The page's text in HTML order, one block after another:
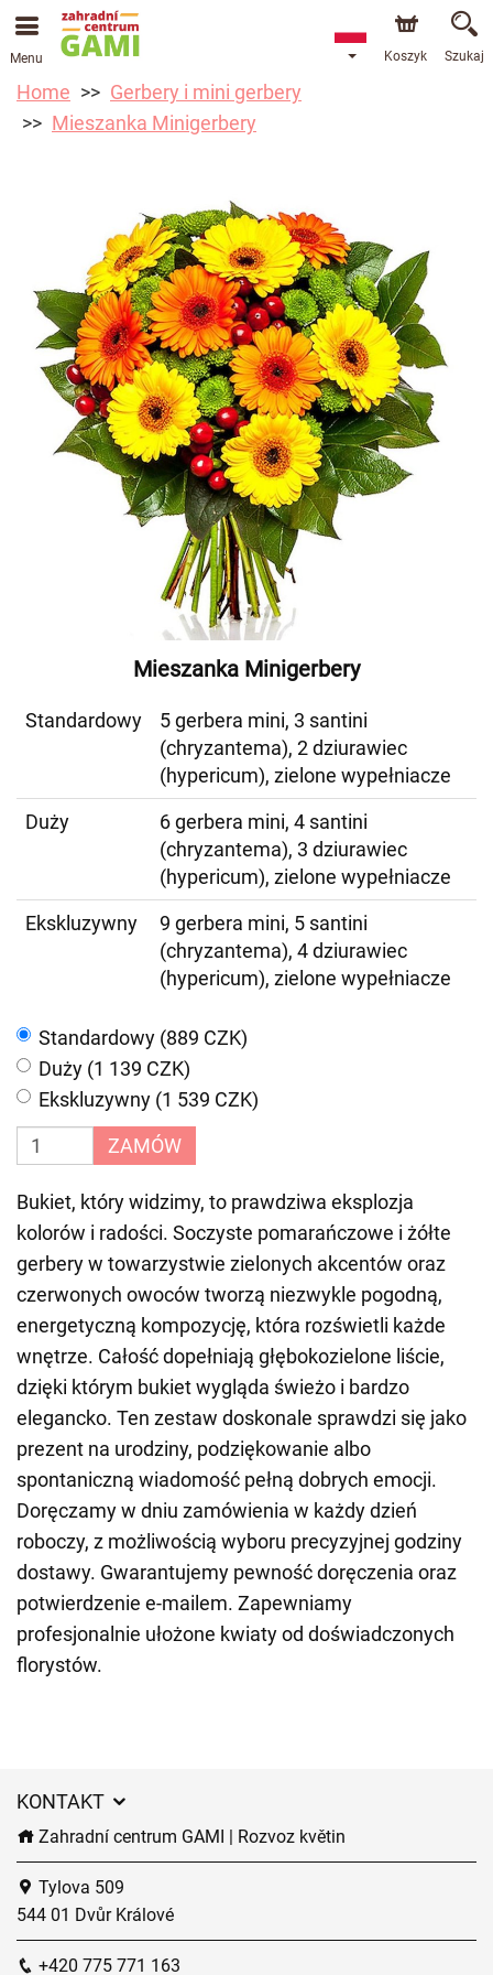
Menu Koszyk Szukaj
Home
Gerbery i mini gerbery
Mieszanka Minigerbery
Mieszanka Minigerbery
Standardowy
5 gerbera mini, 3 santini
(chryzantema), 2 dziurawiec
(hypericum), zielone wypełniacze
Duży
6 gerbera mini, 4 santini
(chryzantema), 3 dziurawiec
(hypericum), zielone wypełniacze
Ekskluzywny
9 gerbera mini, 5 santini
(chryzantema), 4 dziurawiec
(hypericum), zielone wypełniacze
Standardowy (889 CZK)
Duży (1 139 CZK)
Ekskluzywny (1 539 CZK)
ZAMÓW
Bukiet, który widzimy, to prawdziwa eksplozja
kolorów i radości. Soczyste pomarańczowe i żółte
gerbery w towarzystwie zielonych akcentów oraz
czerwonych owoców tworzą niezwykle pogodną,
energetyczną kompozycję, która rozświetli każde
wnętrze. Całość dopełniają głębokozielone liście,
dzięki którym bukiet wygląda świeżo i bardzo
elegancko. Ten zestaw doskonale sprawdzi się jako
prezent na urodziny, podziękowanie albo
spontaniczną wiadomość pełną dobrych emocji.
Doręczamy w dniu zamówienia w każdy dzień
roboczy, z możliwością wyboru precyzyjnej godziny
dostawy. Gwarantujemy pewność doręczenia oraz
potwierdzenie e-mailem. Zapewniamy
profesjonalnie ułożone kwiaty od doświadczonych
florystów.
KONTAKT
Zahradní centrum GAMI | Rozvoz květin
Tylova 509
544 01 Dvůr Králové
+420 775 771 163